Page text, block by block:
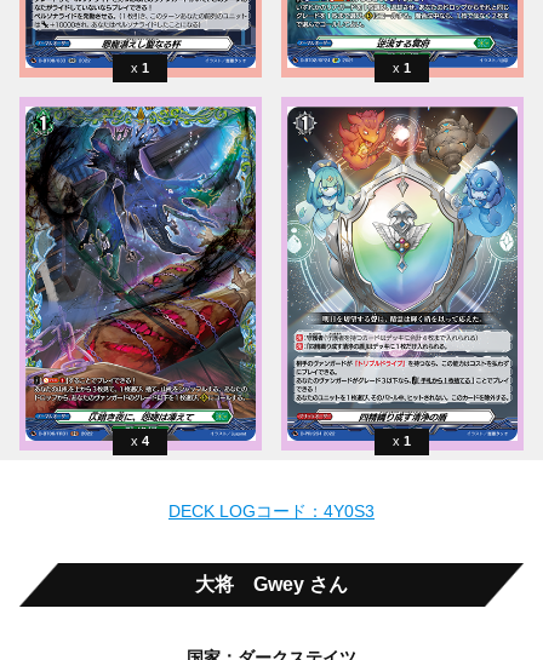
1 1
4 1
DECK LOGコード：4Y0S3
大将 Gwey さん